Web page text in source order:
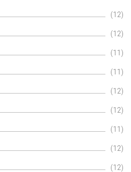
(12)
(12)
(11)
(11)
(12)
(12)
(11)
(12)
(12)